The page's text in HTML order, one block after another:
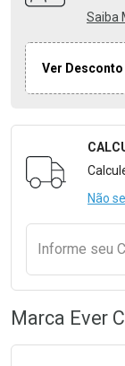
Saiba
Ver
Formulário
Não
Informe seu
Marca Ever